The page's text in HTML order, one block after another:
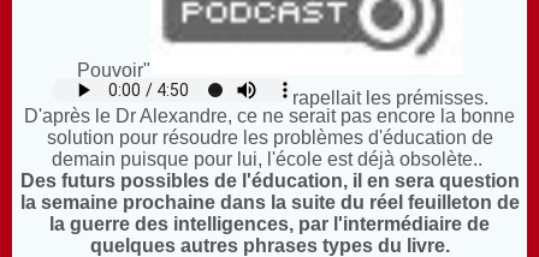
Pouvoir"
rapellait les prémisses.
D'après le Dr Alexandre, ce ne serait pas encore la bonne
solution pour résoudre les problèmes d'éducation de
demain puisque pour lui, l'école est déjà obsolète..
Des futurs possibles de l'éducation, il en sera question
la semaine prochaine dans la suite du réel feuilleton de
la guerre des intelligences, par l'intermédiaire de
quelques autres phrases types du livre.